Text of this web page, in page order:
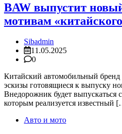
BAW выпустит
мотивам
Sibadmin
11.05.2025
0
Китайский автомобильный
эскизы готовящиеся к выпуску
Внедорожник будет выпускаться
которым реализуется известный
Авто и мото